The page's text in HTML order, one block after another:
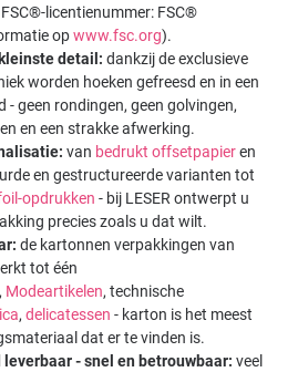
licentienummer: FSC®
opwww.fsc.org).
detail: dankzij de exclusieve
worden hoeken gefreesd en in een
- geen rondingen, geen golvingen,
en een strakke afwerking.
van bedrukt offsetpapieren
en gestructureerde varianten tot
opdrukken - bij LESER ontwerpt u
precies zoals u dat wilt.
de kartonnen verpakkingen van
tot één
, Modeartikelen, technische
, delicatessen - karton is het meest
dat er te vinden is.
- snel en betrouwbaar: veel